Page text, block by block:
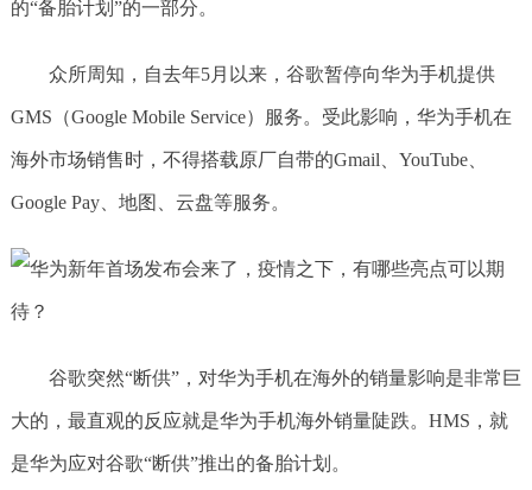
的“备胎计划”的一部分。
众所周知，自去年5月以来，谷歌暂停向华为手机提供
GMS（Google Mobile Service）服务。受此影响，华为手机在
海外市场销售时，不得搭载原厂自带的Gmail、YouTube、
Google Pay、地图、云盘等服务。
谷歌突然“断供”，对华为手机在海外的销量影响是非常巨
大的，最直观的反应就是华为手机海外销量陡跌。HMS，就
是华为应对谷歌“断供”推出的备胎计划。